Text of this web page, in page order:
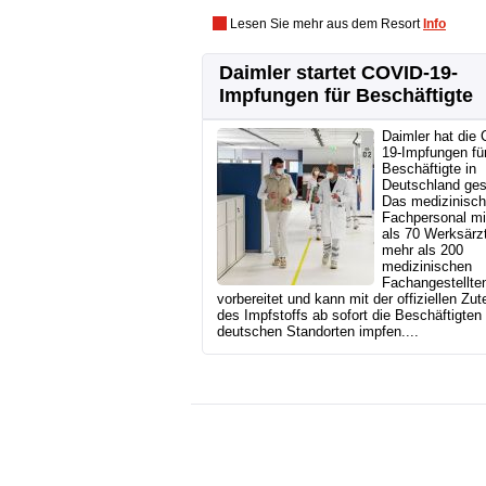
Lesen Sie mehr aus dem Resort Info
Daimler startet COVID-19-
Impfungen für Beschäftigte
Daimler hat die
19-Impfungen
Beschäftigte in
Deutschland
Das
Fachpersonal
als 70
mehr als 200
medizinischen
vorbereitet und kann mit der offiziellen
des Impfstoffs ab sofort die Beschäftigten
deutschen Standorten impfen....